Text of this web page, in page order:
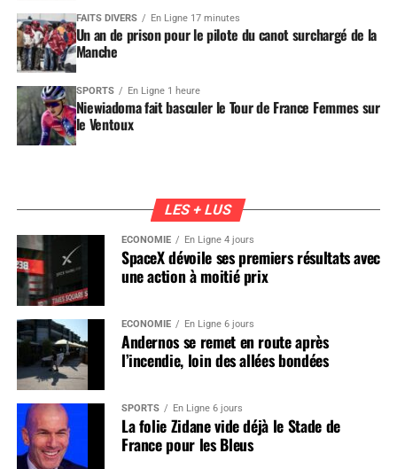
FAITS DIVERS En Ligne 17 minutes
Un an de prison pour le pilote du canot surchargé de la
Manche
SPORTS En Ligne 1 heure
Niewiadoma fait basculer le Tour de France Femmes sur
le Ventoux
LES + LUS
ÉCONOMIE En Ligne 4 jours
SpaceX dévoile ses premiers résultats avec
une action à moitié prix
ÉCONOMIE En Ligne 6 jours
Andernos se remet en route après
l’incendie, loin des allées bondées
SPORTS En Ligne 6 jours
La folie Zidane vide déjà le Stade de
France pour les Bleus